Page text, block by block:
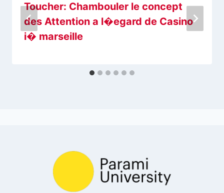
Toucher: Chambouler le concept
des Attention a l�egard de Casino
i� marseille